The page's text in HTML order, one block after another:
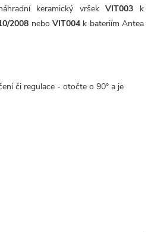
keramický vršekVIT003 k
2008 neboVIT004 k bateriím Antea
či regulace - otočte o 90° a je